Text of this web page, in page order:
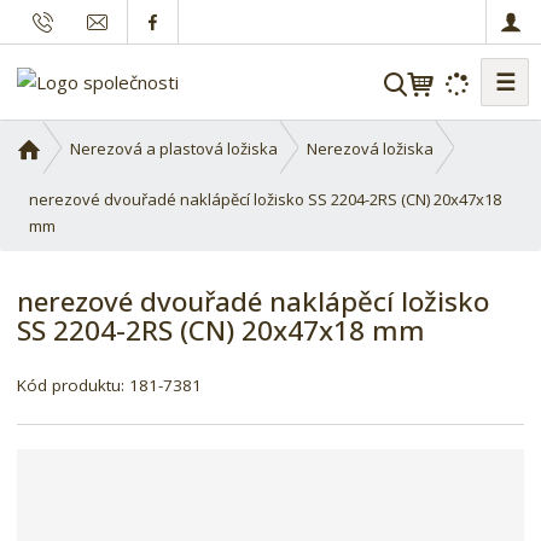
V
h
e
t
☰
v
o
d
s
t
a
Nerezová a plastová ložiska Nerezová ložiska
nerezové dvouřadé naklápěcí ložisko SS 2204-2RS (CN) 20x47x18
mm
nerezové dvouřadé naklápěcí ložisko
SS 2204-2RS (CN) 20x47x18 mm
Kód produktu: 181-7381